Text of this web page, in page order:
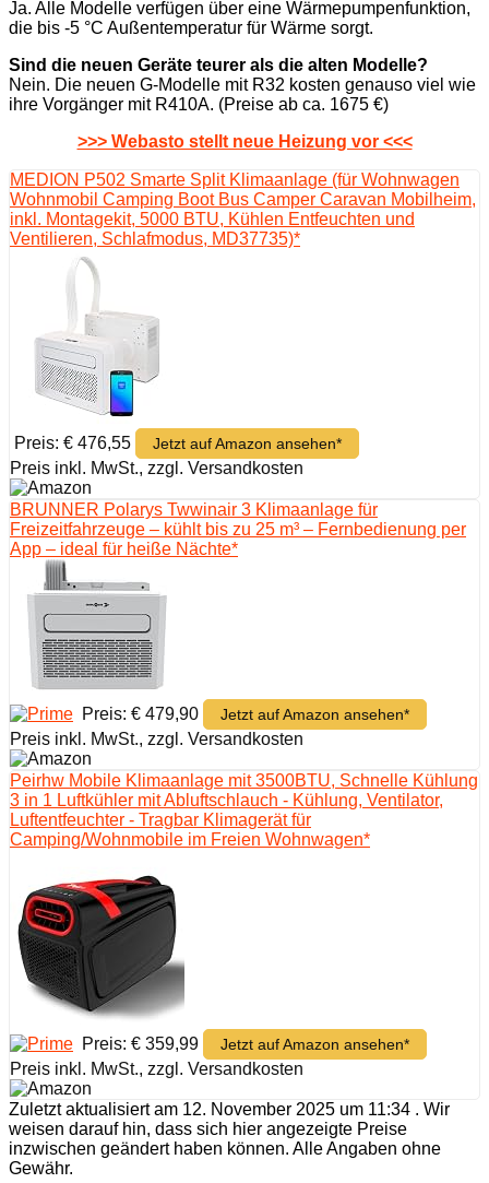
Ja. Alle Modelle verfügen über eine Wärmepumpenfunktion,
die bis -5 °C Außentemperatur für Wärme sorgt.
Sind die neuen Geräte teurer als die alten Modelle?
Nein. Die neuen G-Modelle mit R32 kosten genauso viel wie
ihre Vorgänger mit R410A. (Preise ab ca. 1675 €)
>>> Webasto stellt neue Heizung vor <<<
MEDION P502 Smarte Split Klimaanlage (für Wohnwagen
Wohnmobil Camping Boot Bus Camper Caravan Mobilheim,
inkl. Montagekit, 5000 BTU, Kühlen Entfeuchten und
Ventilieren, Schlafmodus, MD37735)*
Preis: € 476,55 Jetzt auf Amazon ansehen*
Preis inkl. MwSt., zzgl. Versandkosten
BRUNNER Polarys Twwinair 3 Klimaanlage für
Freizeitfahrzeuge – kühlt bis zu 25 m³ – Fernbedienung per
App – ideal für heiße Nächte*
Preis: € 479,90 Jetzt auf Amazon ansehen*
Preis inkl. MwSt., zzgl. Versandkosten
Peirhw Mobile Klimaanlage mit 3500BTU, Schnelle Kühlung
3 in 1 Luftkühler mit Abluftschlauch - Kühlung, Ventilator,
Luftentfeuchter - Tragbar Klimagerät für
Camping/Wohnmobile im Freien Wohnwagen*
Preis: € 359,99 Jetzt auf Amazon ansehen*
Preis inkl. MwSt., zzgl. Versandkosten
Zuletzt aktualisiert am 12. November 2025 um 11:34 . Wir
weisen darauf hin, dass sich hier angezeigte Preise
inzwischen geändert haben können. Alle Angaben ohne
Gewähr.